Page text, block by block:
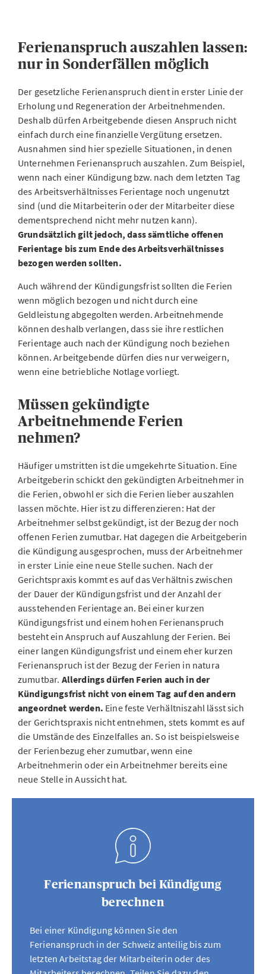
Ferienanspruch auszahlen lassen:
nur in Sonderfällen möglich
Der gesetzliche Ferienanspruch dient in erster Linie der
Erholung und Regeneration der Arbeitnehmenden.
Deshalb dürfen Arbeitgebende diesen Anspruch nicht
einfach durch eine finanzielle Vergütung ersetzen.
Ausnahmen sind hier spezielle Situationen, in denen
Unternehmen Ferienanspruch auszahlen. Zum Beispiel,
wenn nach einer Kündigung bzw. nach dem letzten Tag
des Arbeitsverhältnisses Ferientage noch ungenutzt
sind (und die Mitarbeiterin oder der Mitarbeiter diese
dementsprechend nicht mehr nutzen kann).
Grundsätzlich gilt jedoch, dass sämtliche offenen
Ferientage bis zum Ende des Arbeitsverhältnisses
bezogen werden sollten.
Auch während der Kündigungsfrist sollten die Ferien
wenn möglich bezogen und nicht durch eine
Geldleistung abgegolten werden. Arbeitnehmende
können deshalb verlangen, dass sie ihre restlichen
Ferientage auch nach der Kündigung noch beziehen
können. Arbeitgebende dürfen dies nur verweigern,
wenn eine betriebliche Notlage vorliegt.
Müssen gekündigte
Arbeitnehmende Ferien
nehmen?
Häufiger umstritten ist die umgekehrte Situation. Eine
Arbeitgeberin schickt den gekündigten Arbeitnehmer in
die Ferien, obwohl er sich die Ferien lieber auszahlen
lassen möchte. Hier ist zu differenzieren: Hat der
Arbeitnehmer selbst gekündigt, ist der Bezug der noch
offenen Ferien zumutbar. Hat dagegen die Arbeitgeberin
die Kündigung ausgesprochen, muss der Arbeitnehmer
in erster Linie eine neue Stelle suchen. Nach der
Gerichtspraxis kommt es auf das Verhältnis zwischen
der Dauer der Kündigungsfrist und der Anzahl der
ausstehenden Ferientage an. Bei einer kurzen
Kündigungsfrist und einem hohen Ferienanspruch
besteht ein Anspruch auf Auszahlung der Ferien. Bei
einer langen Kündigungsfrist und einem eher kurzen
Ferienanspruch ist der Bezug der Ferien in natura
zumutbar. Allerdings dürfen Ferien auch in der
Kündigungsfrist nicht von einem Tag auf den andern
angeordnet werden. Eine feste Verhältniszahl lässt sich
der Gerichtspraxis nicht entnehmen, stets kommt es auf
die Umstände des Einzelfalles an. So ist beispielsweise
der Ferienbezug eher zumutbar, wenn eine
Arbeitnehmerin oder ein Arbeitnehmer bereits eine
neue Stelle in Aussicht hat.
Ferienanspruch bei Kündigung
berechnen
Bei einer Kündigung können Sie den
Ferienanspruch in der Schweiz anteilig bis zum
letzten Arbeitstag der Mitarbeiterin oder des